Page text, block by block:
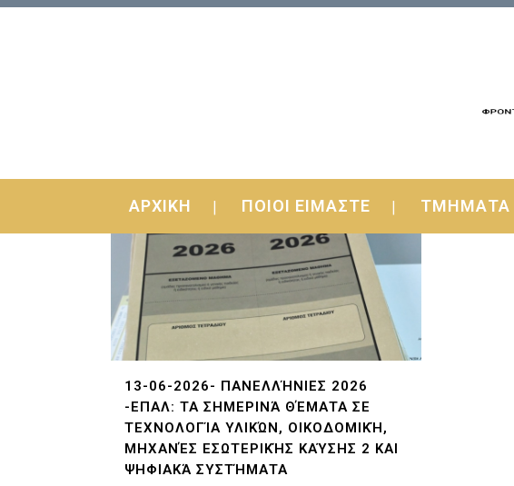
ΑΡΧΙΚΗ ΠΟΙΟΙ ΕΙΜΑΣΤΕ ΤΜΗΜΑΤΑ
13-06-2026- ΠΑΝΕΛΛΉΝΙΕΣ 2026
-ΕΠΑΛ: ΤΑ ΣΗΜΕΡΙΝΆ ΘΈΜΑΤΑ ΣΕ
ΤΕΧΝΟΛΟΓΊΑ ΥΛΙΚΏΝ, ΟΙΚΟΔΟΜΙΚΉ,
ΜΗΧΑΝΈΣ ΕΣΩΤΕΡΙΚΉΣ ΚΑΎΣΗΣ 2 ΚΑΙ
ΨΗΦΙΑΚΆ ΣΥΣΤΉΜΑΤΑ